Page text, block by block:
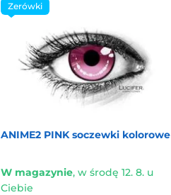
Zerówki
ANIME2 PINK soczewki kolorowe
W magazynie, w środę 12. 8. u
Ciebie